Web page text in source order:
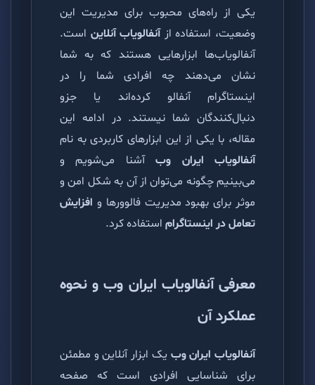
یکی از راه‌های محبوب برای مدیریت این
وضعیت، استفاده ازآنفالویاب آنلاین است.
آنفالویاب‌ها ابزارهایی هستند که به شما
نشان می‌دهند چه افرادی شما را در
اینستاگرام آنفالو کرده‌اند یا جزو
دنبال‌کنندگان شما نیستند. در ادامه این
مقاله، با یکی از این ابزارهای کاربردی به نام
آنفالویاب ایران وبآشنا می‌شویم و
می‌بینیم چگونه می‌توان از آن به شکل امن و
موثر برای بهبود مدیریت فالوورها و افزایش
تعامل در اینستاگرام استفاده کرد.
معرفی آنفالویاب ایران وب و نحوه
عملکرد آن
آنفالویاب ایران وب یک ابزار آنلاین و مطمئن
برای شناسایی افرادی است که صفحه